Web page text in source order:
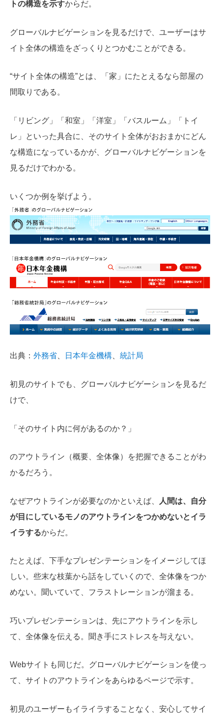
トの構造を示すからだ。
グローバルナビゲーションを見るだけで、ユーザーはサ
イト全体の構造をざっくりとつかむことができる。
“サイト全体の構造”とは、「家」にたとえるなら部屋の
間取りである。
「リビング」「和室」「洋室」「バスルーム」「トイ
レ」といった具合に、そのサイト全体がおおまかにどん
な構造になっているかが、グローバルナビゲーションを
見るだけでわかる。
いくつか例を挙げよう。
出典： 外務省 日本年金機構 統計局
初見のサイトでも、グローバルナビゲーションを見るだ
けで、
「そのサイト内に何があるのか？」
のアウトライン（概要、全体像）を把握できることがわ
かるだろう。
なぜアウトラインが必要なのかといえば、
人間は、自分
が目にしているモノのアウトラインをつかめないとイラ
イラするからだ。
たとえば、下手なプレゼンテーションをイメージしてほ
しい。些末な枝葉から話をしていくので、全体像をつか
めない。聞いていて、フラストレーションが溜まる。
巧いプレゼンテーションは、先にアウトラインを示し
て、全体像を伝える。聞き手にストレスを与えない。
Webサイトも同じだ。グローバルナビゲーションを使っ
て、サイトのアウトラインをあらゆるページで示す。
初見のユーザーもイライラすることなく、安心してサイ